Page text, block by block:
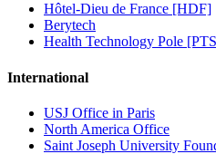
Hôtel-Dieu de France [HDF]
Berytech
Health Technology Pole
International
USJ Office in Paris
North America Office
Saint Joseph University